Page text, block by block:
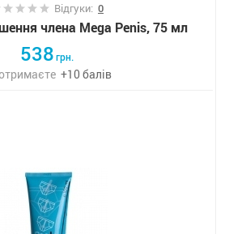
Відгуки: 0
члена Mega Penis, 75 мл
538грн.
+10 балів